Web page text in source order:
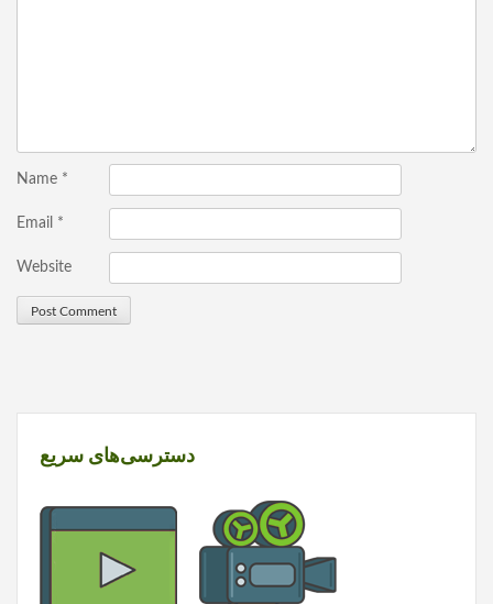
Name *
Email *
Website
دسترسی‌های سریع